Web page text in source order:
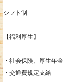
シフト制
【福利厚生】
・社会保険、厚生年金
・交通費規定支給